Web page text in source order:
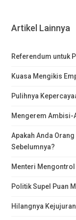
Artikel Lainnya
Referendum untuk
Kuasa Mengikis
Pulihnya
Mengerem
Apakah Anda
Sebelumnya?
Menteri
Politik Supel Puan
Hilangnya Kejujuran